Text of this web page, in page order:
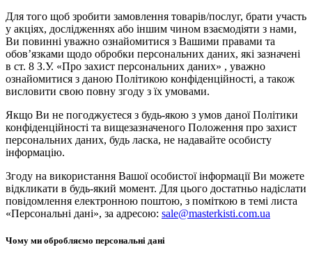
Для того щоб зробити замовлення товарів/послуг, брати участь
у акціях, дослідженнях або іншим чином взаємодіяти з нами,
Ви повинні уважно ознайомитися з Вашими правами та
обов’язками щодо обробки персональних даних, які зазначені
в ст. 8 З.У. «Про захист персональних даних» , уважно
ознайомитися з даною Політикою конфіденційності, а також
висловити свою повну згоду з їх умовами.
Якщо Ви не погоджуєтеся з будь-якою з умов даної Політики
конфіденційності та вищезазначеного Положення про захист
персональних даних, будь ласка, не надавайте особисту
інформацію.
Згоду на використання Вашої особистої інформації Ви можете
відкликати в будь-який момент. Для цього достатньо надіслати
повідомлення електронною поштою, з поміткою в темі листа
«Персональні дані», за адресою: sale@masterkisti.com.ua
Чому ми обробляємо персональні дані